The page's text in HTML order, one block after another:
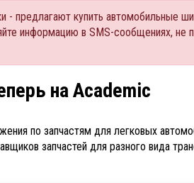
- предлагают купить автомобильные
информацию в SMS-сообщениях,
на Academic
по запчастям для легковых
запчастей для разного вида